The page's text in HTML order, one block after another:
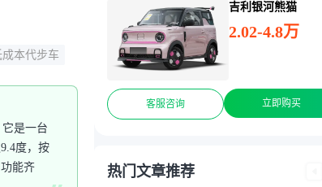
成本代步车
是一台
度，按
能齐
吉利银河熊猫
2.02-4.8万
客服咨询 立即购买
热门文章推荐